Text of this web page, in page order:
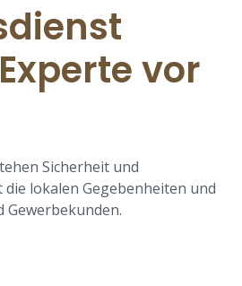
vor
Sicherheit und
lokalen Gegebenheiten und